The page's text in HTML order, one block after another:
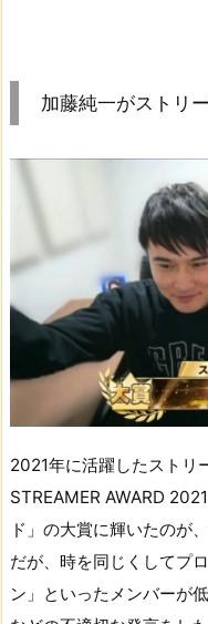
加藤純一がストリ
2021年に活躍したストリ
STREAMER AWARD
ド」の大賞に輝いたのが
だが、時を同じくしてプ
ン」といったメンバーが